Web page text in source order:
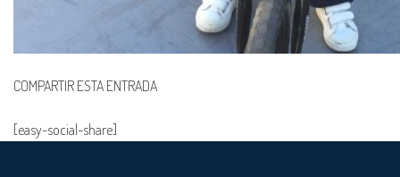
COMPARTIR ESTA ENTRADA
[easy-social-share]